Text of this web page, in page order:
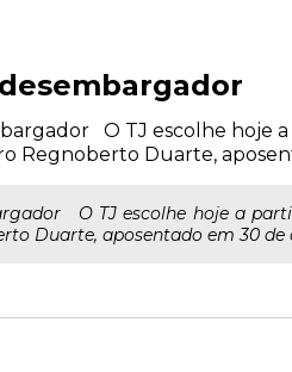
O TJ escolhe hoje a
Regnoberto Duarte,
O TJ escolhe hoje a
Duarte, aposentado em 30 de